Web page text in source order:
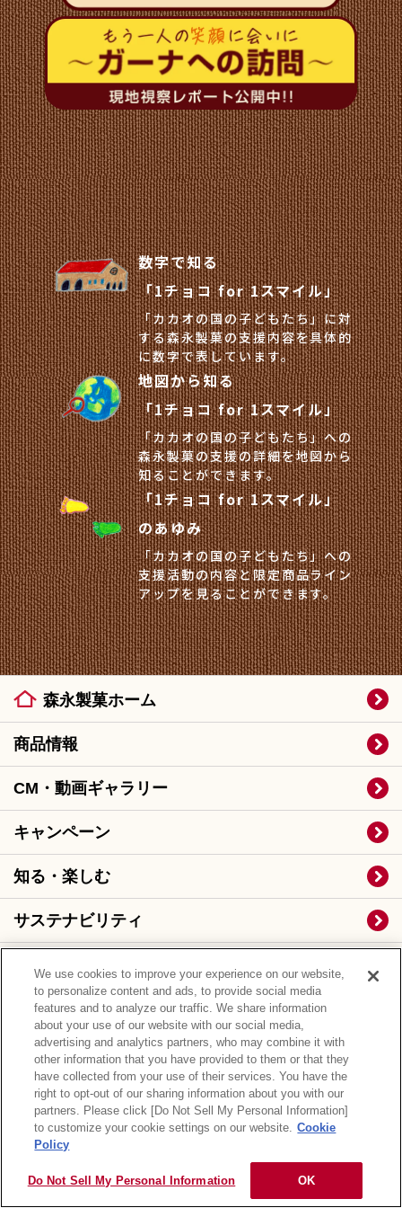
数字で知る
「1チョコ for 1スマイル」
「カカオの国の子どもたち」に対
する森永製菓の支援内容を具体的
に数字で表しています。
地図から知る
「1チョコ for 1スマイル」
「カカオの国の子どもたち」への
森永製菓の支援の詳細を地図から
知ることができます。
「1チョコ for 1スマイル」
のあゆみ
「カカオの国の子どもたち」への
⽀援活動の内容と限定商品ライン
アップを見ることができます。
森永製菓ホーム
商品情報
CM・動画ギャラリー
キャンペーン
知る・楽しむ
サステナビリティ
投資家情報（IR）
Q&A・お問い合わせ
Global
ファンサイト
We use cookies to improve your experience on our website,
to personalize content and ads, to provide social media
features and to analyze our traffic. We share information
about your use of our website with our social media,
advertising and analytics partners, who may combine it with
other information that you have provided to them or that they
have collected from your use of their services. You have the
right to opt-out of our sharing information about you with our
partners. Please click [Do Not Sell My Personal Information]
to customize your cookie settings on our website. Cookie
Policy
Do Not Sell My Personal Information OK